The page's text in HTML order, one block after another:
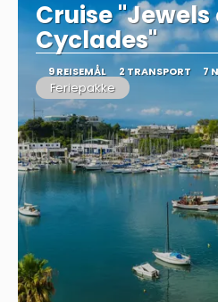
Cruise
Cyclades"
9 REISEMÅL 2 TRANSPORT 7
Feriepakke